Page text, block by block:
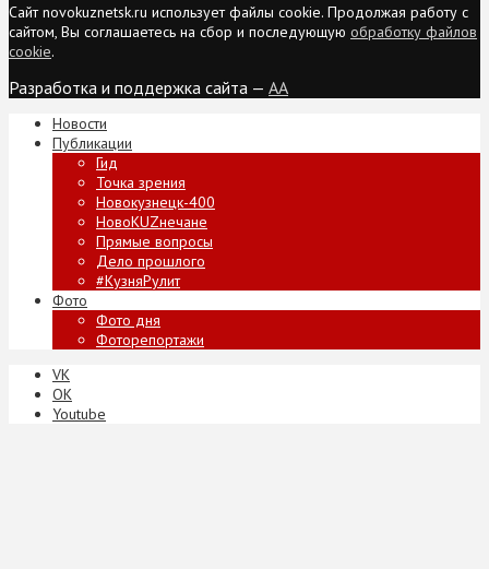
Сайт novokuznetsk.ru использует файлы cookie. Продолжая работу с
сайтом, Вы соглашаетесь на сбор и последующую обработку файлов
cookie.
Разработка и поддержка сайта — AA
Новости
Публикации
Гид
Точка зрения
Новокузнецк-400
НовоKUZнечане
Прямые вопросы
Дело прошлого
#КузняРулит
Фото
Фото дня
Фоторепортажи
VK
ОК
Youtube